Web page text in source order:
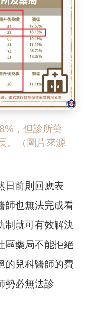
，但診所藥
。
（圖片來源
日前則回應表
師也無法完成看
制就可有效解決
區藥局不能拒絕
的兒科醫師的費
勢必無法診